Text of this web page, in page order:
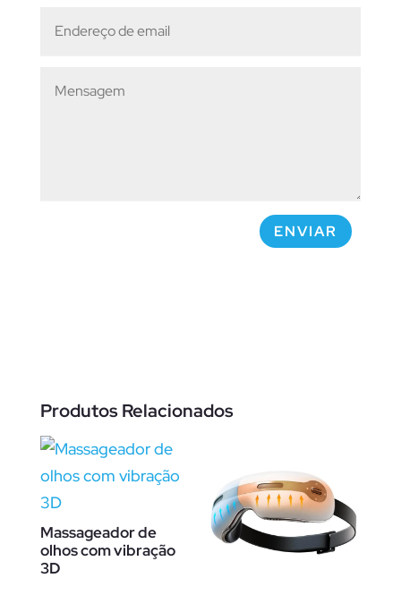
ENVIAR
Produtos Relacionados
Massageador de
olhos com vibração
3D